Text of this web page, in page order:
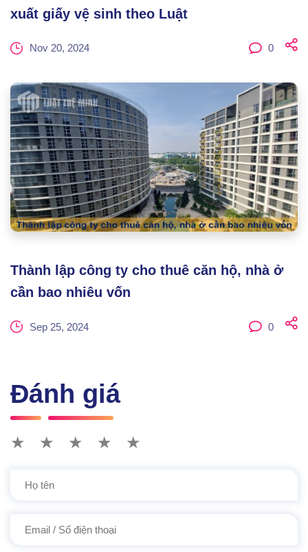
xuất giấy vệ sinh theo Luật
Nov 20, 2024 0
Thành lập công ty cho thuê căn hộ, nhà ở
cần bao nhiêu vốn
Sep 25, 2024 0
Đánh giá
★ ★ ★ ★ ★